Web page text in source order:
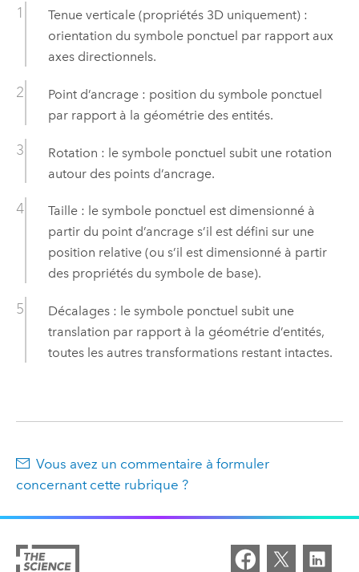
Tenue verticale (propriétés 3D uniquement) :
orientation du symbole ponctuel par rapport aux
axes directionnels.
Point d’ancrage : position du symbole ponctuel
par rapport à la géométrie des entités.
Rotation : le symbole ponctuel subit une rotation
autour des points d’ancrage.
Taille : le symbole ponctuel est dimensionné à
partir du point d’ancrage s’il est défini sur une
position relative (ou s’il est dimensionné à partir
des propriétés du symbole de base).
Décalages : le symbole ponctuel subit une
translation par rapport à la géométrie d’entités,
toutes les autres transformations restant intactes.
Vous avez un commentaire à formuler
concernant cette rubrique ?